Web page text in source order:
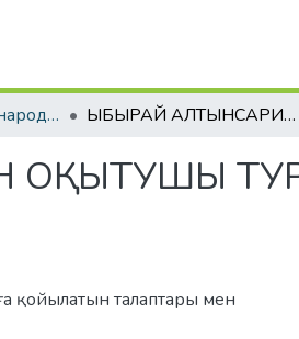
Материалы международной научно-практической конференции к 180-летию Ы.Алтынсарина "Просветительские идеи Ы.Алтынсарина: истоки, развитие, современность" ЫБЫРАЙ АЛТЫНСАРИННІҢ ОҚУЛЫҚ ПЕН ОҚЫТУШЫ ТУРАЛЫ ПІКІРЛЕРІНІҢ ӨЗЕКТІЛІГІ
ОҚЫТУШЫ
қойылатын талаптары мен